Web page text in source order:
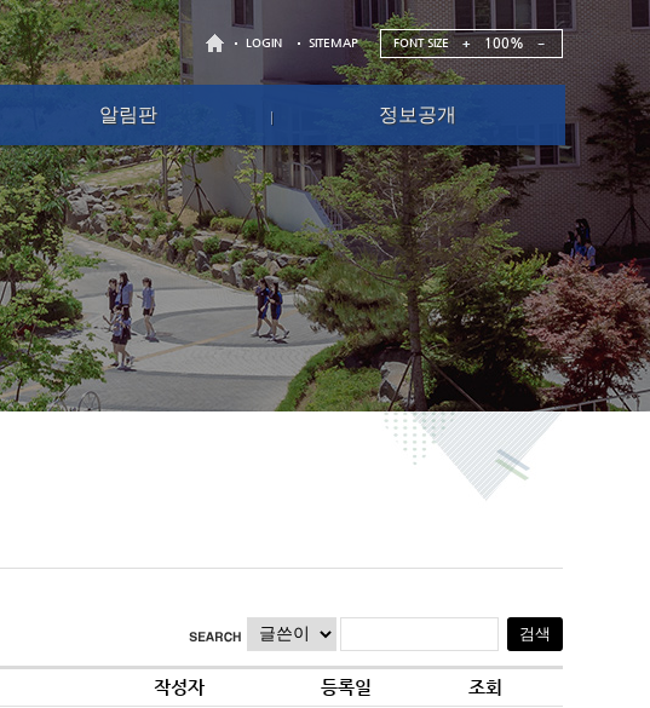
LOGIN SITEMAP FONT SIZE 100%
알림판 정보공개
작성자 등록일 조회